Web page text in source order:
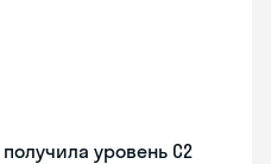
уровень С2